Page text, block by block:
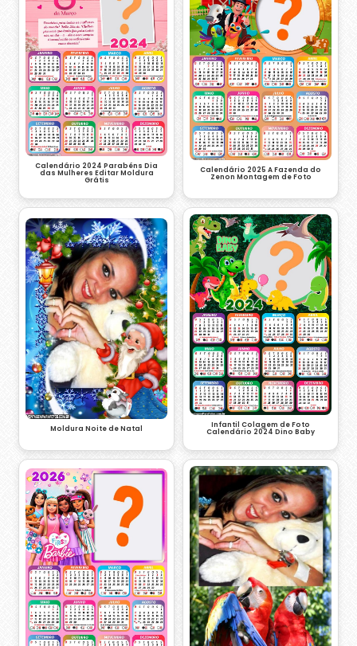
Calendário 2024 Parabéns Dia
das Mulheres Editar Moldura
Grátis
Calendário 2025 A Fazenda do
Zenon Montagem de Foto
Moldura Noite de Natal Infantil Colagem de Foto
Calendário 2024 Dino Baby